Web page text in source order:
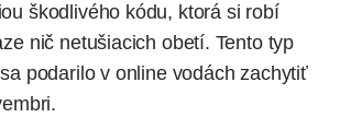
škodlivého kódu, ktorá si robí
nič netušiacich obetí. Tento typ
podarilo v online vodách zachytiť